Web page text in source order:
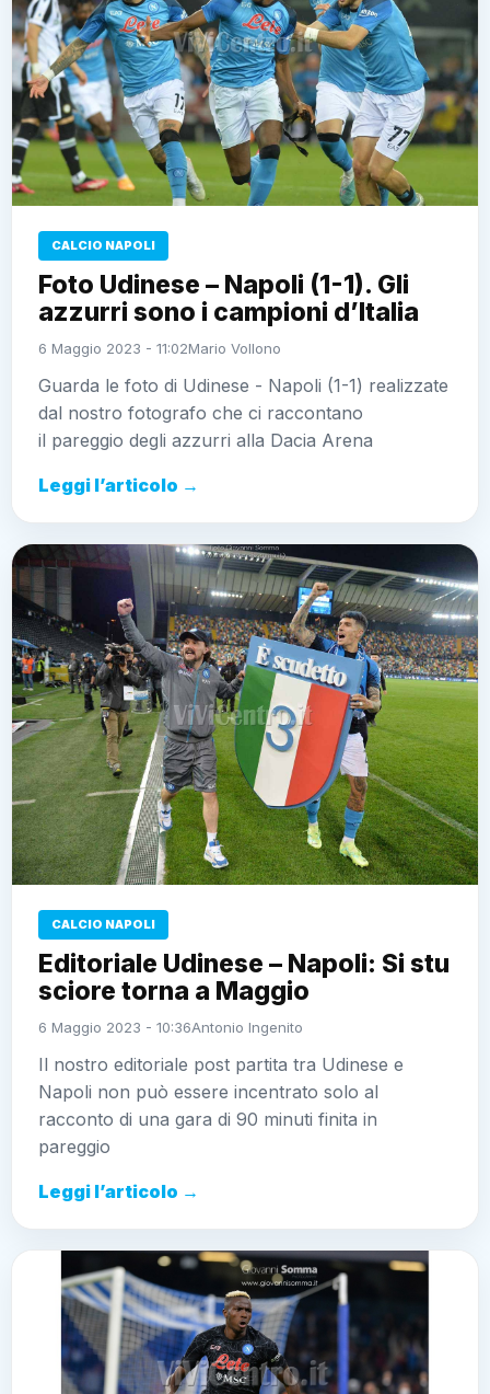
CALCIO NAPOLI
Foto Udinese – Napoli (1-1). Gli
azzurri sono i campioni d’Italia
6 Maggio 2023 - 11:02Mario Vollono
Guarda le foto di Udinese - Napoli (1-1) realizzate
dal nostro fotografo che ci raccontano
il pareggio degli azzurri alla Dacia Arena
Leggi l’articolo →
CALCIO NAPOLI
Editoriale Udinese – Napoli: Si stu
sciore torna a Maggio
6 Maggio 2023 - 10:36Antonio Ingenito
Il nostro editoriale post partita tra Udinese e
Napoli non può essere incentrato solo al
racconto di una gara di 90 minuti finita in
pareggio
Leggi l’articolo →